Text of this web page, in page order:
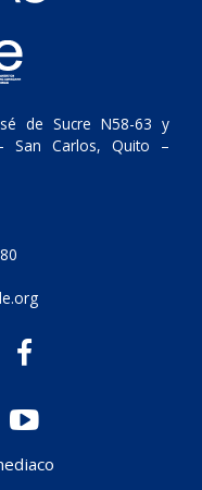
de Sucre N58-63 y
San Carlos, Quito –